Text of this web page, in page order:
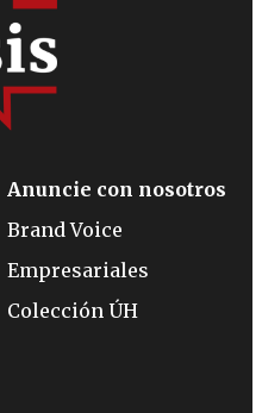
Anuncie con nosotros
Brand Voice
Empresariales
Colección ÚH